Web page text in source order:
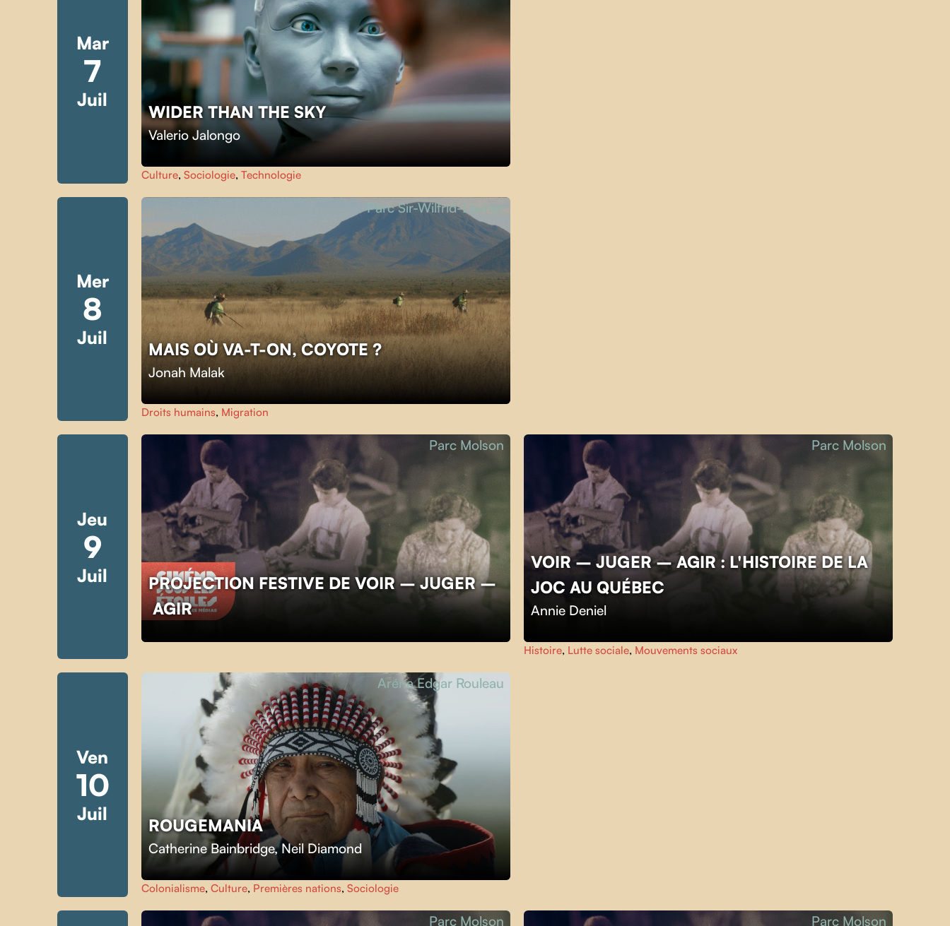
Mar
7
Juil
WIDER THAN THE SKY
Valerio Jalongo
Culture, Sociologie, Technologie
Mer
8
Juil
MAIS OÙ VA-T-ON, COYOTE ?
Jonah Malak
Parc Sir-Wilfrid-Laurier
Droits humains, Migration
Jeu
9
Juil
PROJECTION FESTIVE DE VOIR – JUGER –
AGIR
Parc Molson
VOIR – JUGER – AGIR : L'HISTOIRE DE LA
JOC AU QUÉBEC
Annie Deniel
Parc Molson
Histoire, Lutte sociale, Mouvements sociaux
Ven
10
Juil
ROUGEMANIA
Catherine Bainbridge,Neil Diamond
Aréna Edgar Rouleau
Colonialisme, Culture, Premières nations, Sociologie
Parc Molson Parc Molson